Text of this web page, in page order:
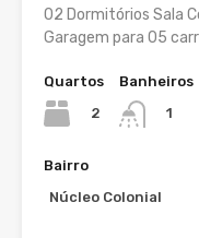
02 Dormitórios Sala
Garagem para 05
Quartos
2
Banheiros
1
Bairro
Núcleo Colonial